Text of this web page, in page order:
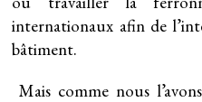
internationaux afin de
bâtiment.
Mais comme nous